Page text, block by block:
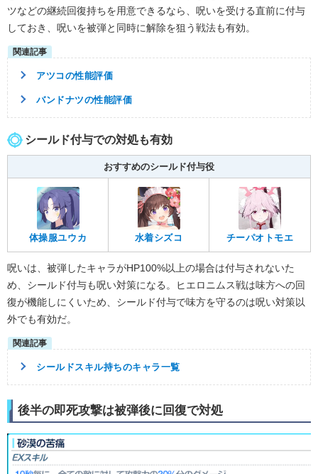
ツなどの継続回復持ちを用意できるなら、呪いを受ける直前に付与
しておき、呪いを被弾と同時に解除を狙う戦法も有効。
アツコの性能評価
バンドナツの性能評価
シールド付与での対処も有効
おすすめのシールド付与役
体操服ユウカ 水着シズコ チーパオトモエ
呪いは、被弾したキャラがHP100%以上の場合は付与されないた
め、シールド付与も呪い対策になる。ヒエロニムス戦は味方への回
復が機能しにくいため、シールド付与で味方を守るのは呪い対策以
外でも有効だ。
シールドスキル持ちのキャラ一覧
後半の即死攻撃は被弾後に回復で対処